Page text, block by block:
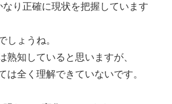
り正確に現状を把握しています
しょうね。
熟知していると思いますが、
は全く理解できていないです。